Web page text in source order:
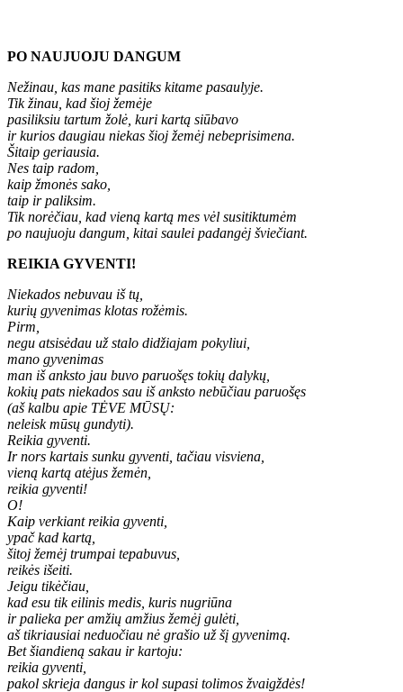
PO NAUJUOJU DANGUM
Nežinau, kas mane pasitiks kitame pasaulyje.
Tik žinau, kad šioj žemėje
pasiliksiu tartum žolė, kuri kartą siūbavo
ir kurios daugiau niekas šioj žemėj nebeprisimena.
Šitaip geriausia.
Nes taip radom,
kaip žmonės sako,
taip ir paliksim.
Tik norėčiau, kad vieną kartą mes vėl susitiktumėm
po naujuoju dangum, kitai saulei padangėj šviečiant.
REIKIA GYVENTI!
Niekados nebuvau iš tų,
kurių gyvenimas klotas rožėmis.
Pirm,
negu atsisėdau už stalo didžiajam pokyliui,
mano gyvenimas
man iš anksto jau buvo paruošęs tokių dalykų,
kokių pats niekados sau iš anksto nebūčiau paruošęs
(aš kalbu apie TĖVE MŪSŲ:
neleisk mūsų gundyti).
Reikia gyventi.
Ir nors kartais sunku gyventi, tačiau visviena,
vieną kartą atėjus žemėn,
reikia gyventi!
O!
Kaip verkiant reikia gyventi,
ypač kad kartą,
šitoj žemėj trumpai tepabuvus,
reikės išeiti.
Jeigu tikėčiau,
kad esu tik eilinis medis, kuris nugriūna
ir palieka per amžių amžius žemėj gulėti,
aš tikriausiai neduočiau nė grašio už šį gyvenimą.
Bet šiandieną sakau ir kartoju:
reikia gyventi,
pakol skrieja dangus ir kol supasi tolimos žvaigždės!